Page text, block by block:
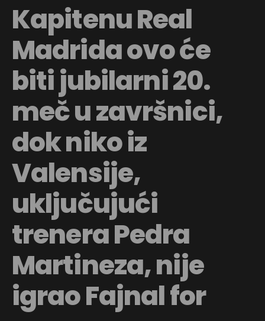
Kapitenu Real
Madrida ovo će
biti jubilarni 20.
meč u završnici,
dok niko iz
Valensije,
uključujući
trenera Pedra
Martineza, nije
igrao Fajnal for